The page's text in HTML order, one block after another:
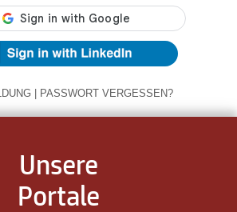
| PASSWORT VERGESSEN?
Unsere
Portale